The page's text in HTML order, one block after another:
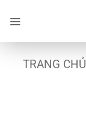
qua
nội
dungTRANG CHỦ